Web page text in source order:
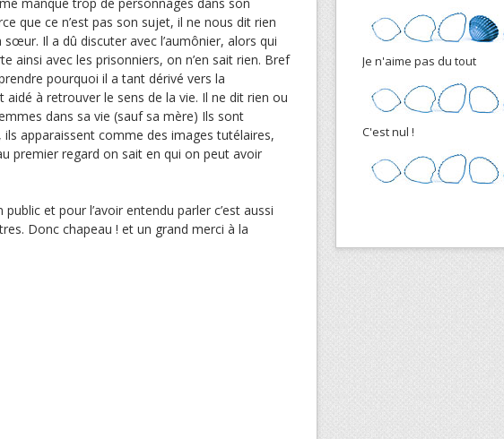
que ce n’est pas son sujet, il ne nous dit rien
Il a dû discuter avec l’aumônier, alors qui
ainsi avec les prisonniers, on n’en sait rien. Bref
pourquoi il a tant dérivé vers la
aidé à retrouver le sens de la vie. Il ne dit rien ou
dans sa vie (sauf sa mère) Ils sont
apparaissent comme des images tutélaires,
premier regard on sait en qui on peut avoir
et pour l’avoir entendu parler c’est aussi
Donc chapeau ! et un grand merci à la
Je n'aime pas du tout
C'est nul !